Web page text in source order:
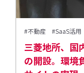
#不動産 #SaaS活用
三菱地所、国
の開設。環境